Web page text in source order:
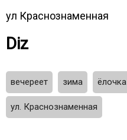
ул Краснознаменная
Diz
вечереет зима ёлочка
ул. Краснознаменная